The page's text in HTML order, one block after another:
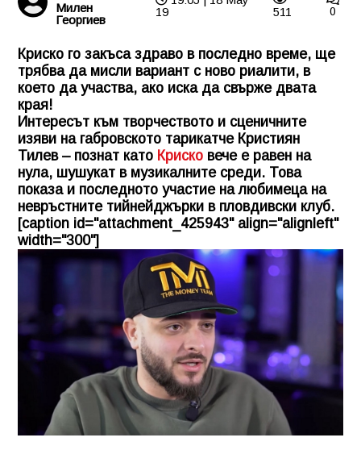
Милен
Георгиев
19
511 0
Криско го закъса здраво в последно време, ще
трябва да мисли вариант с ново риалити, в
което да участва, ако иска да свърже двата
края!
Интересът към творчеството и сценичните
изяви на габровското тарикатче Кристиян
Тилев – познат като Криско вече е равен на
нула, шушукат в музикалните среди. Това
показа и последното участие на любимеца на
невръстните тийнейджърки в пловдивски клуб.
[caption id="attachment_425943" align="alignleft"
width="300"]